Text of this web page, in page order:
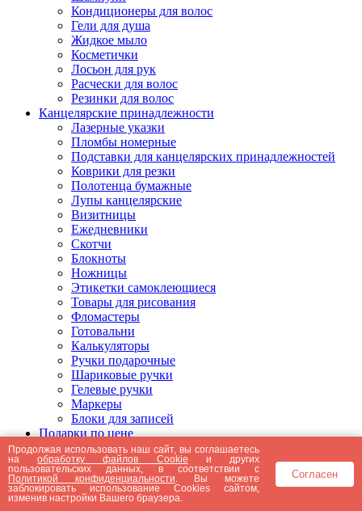
Кондиционеры для волос
Гели для душа
Жидкое мыло
Косметички
Лосьон для рук
Расчески для волос
Резинки для волос
Канцелярские принадлежности
Лазерные указки
Пломбы номерные
Подставки для канцелярских принадлежностей
Коврики для резки
Полотенца бумажные
Лупы канцелярские
Визитницы
Ежедневники
Скотчи
Блокноты
Ножницы
Этикетки самоклеющиеся
Товары для рисования
Фломастеры
Готовальни
Калькуляторы
Ручки подарочные
Шариковые ручки
Гелевые ручки
Маркеры
Блоки для записей
Подарки по цене
Подарки от 5000 рублей
Подарки до 5000 рублей
Подарки до 3000 рублей
Подарки до 2000 рублей
Подарки до 1000 рублей
Продолжая использовать наш сайт, вы соглашаетесь
наобработку файлов Cookie и других
пользовательских данных, в соответствии с
Политикой конфиденциальности . Вы можете
заблокировать использование Cookies сайтом,
изменив настройки Вашего браузера.
Согласен